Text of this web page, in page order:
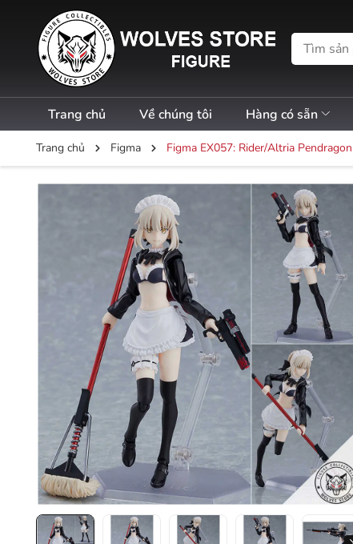
Trang chủ Về chúng tôi Hàng có sẵn
Trang chủ Figma Figma EX057: Rider/Altria